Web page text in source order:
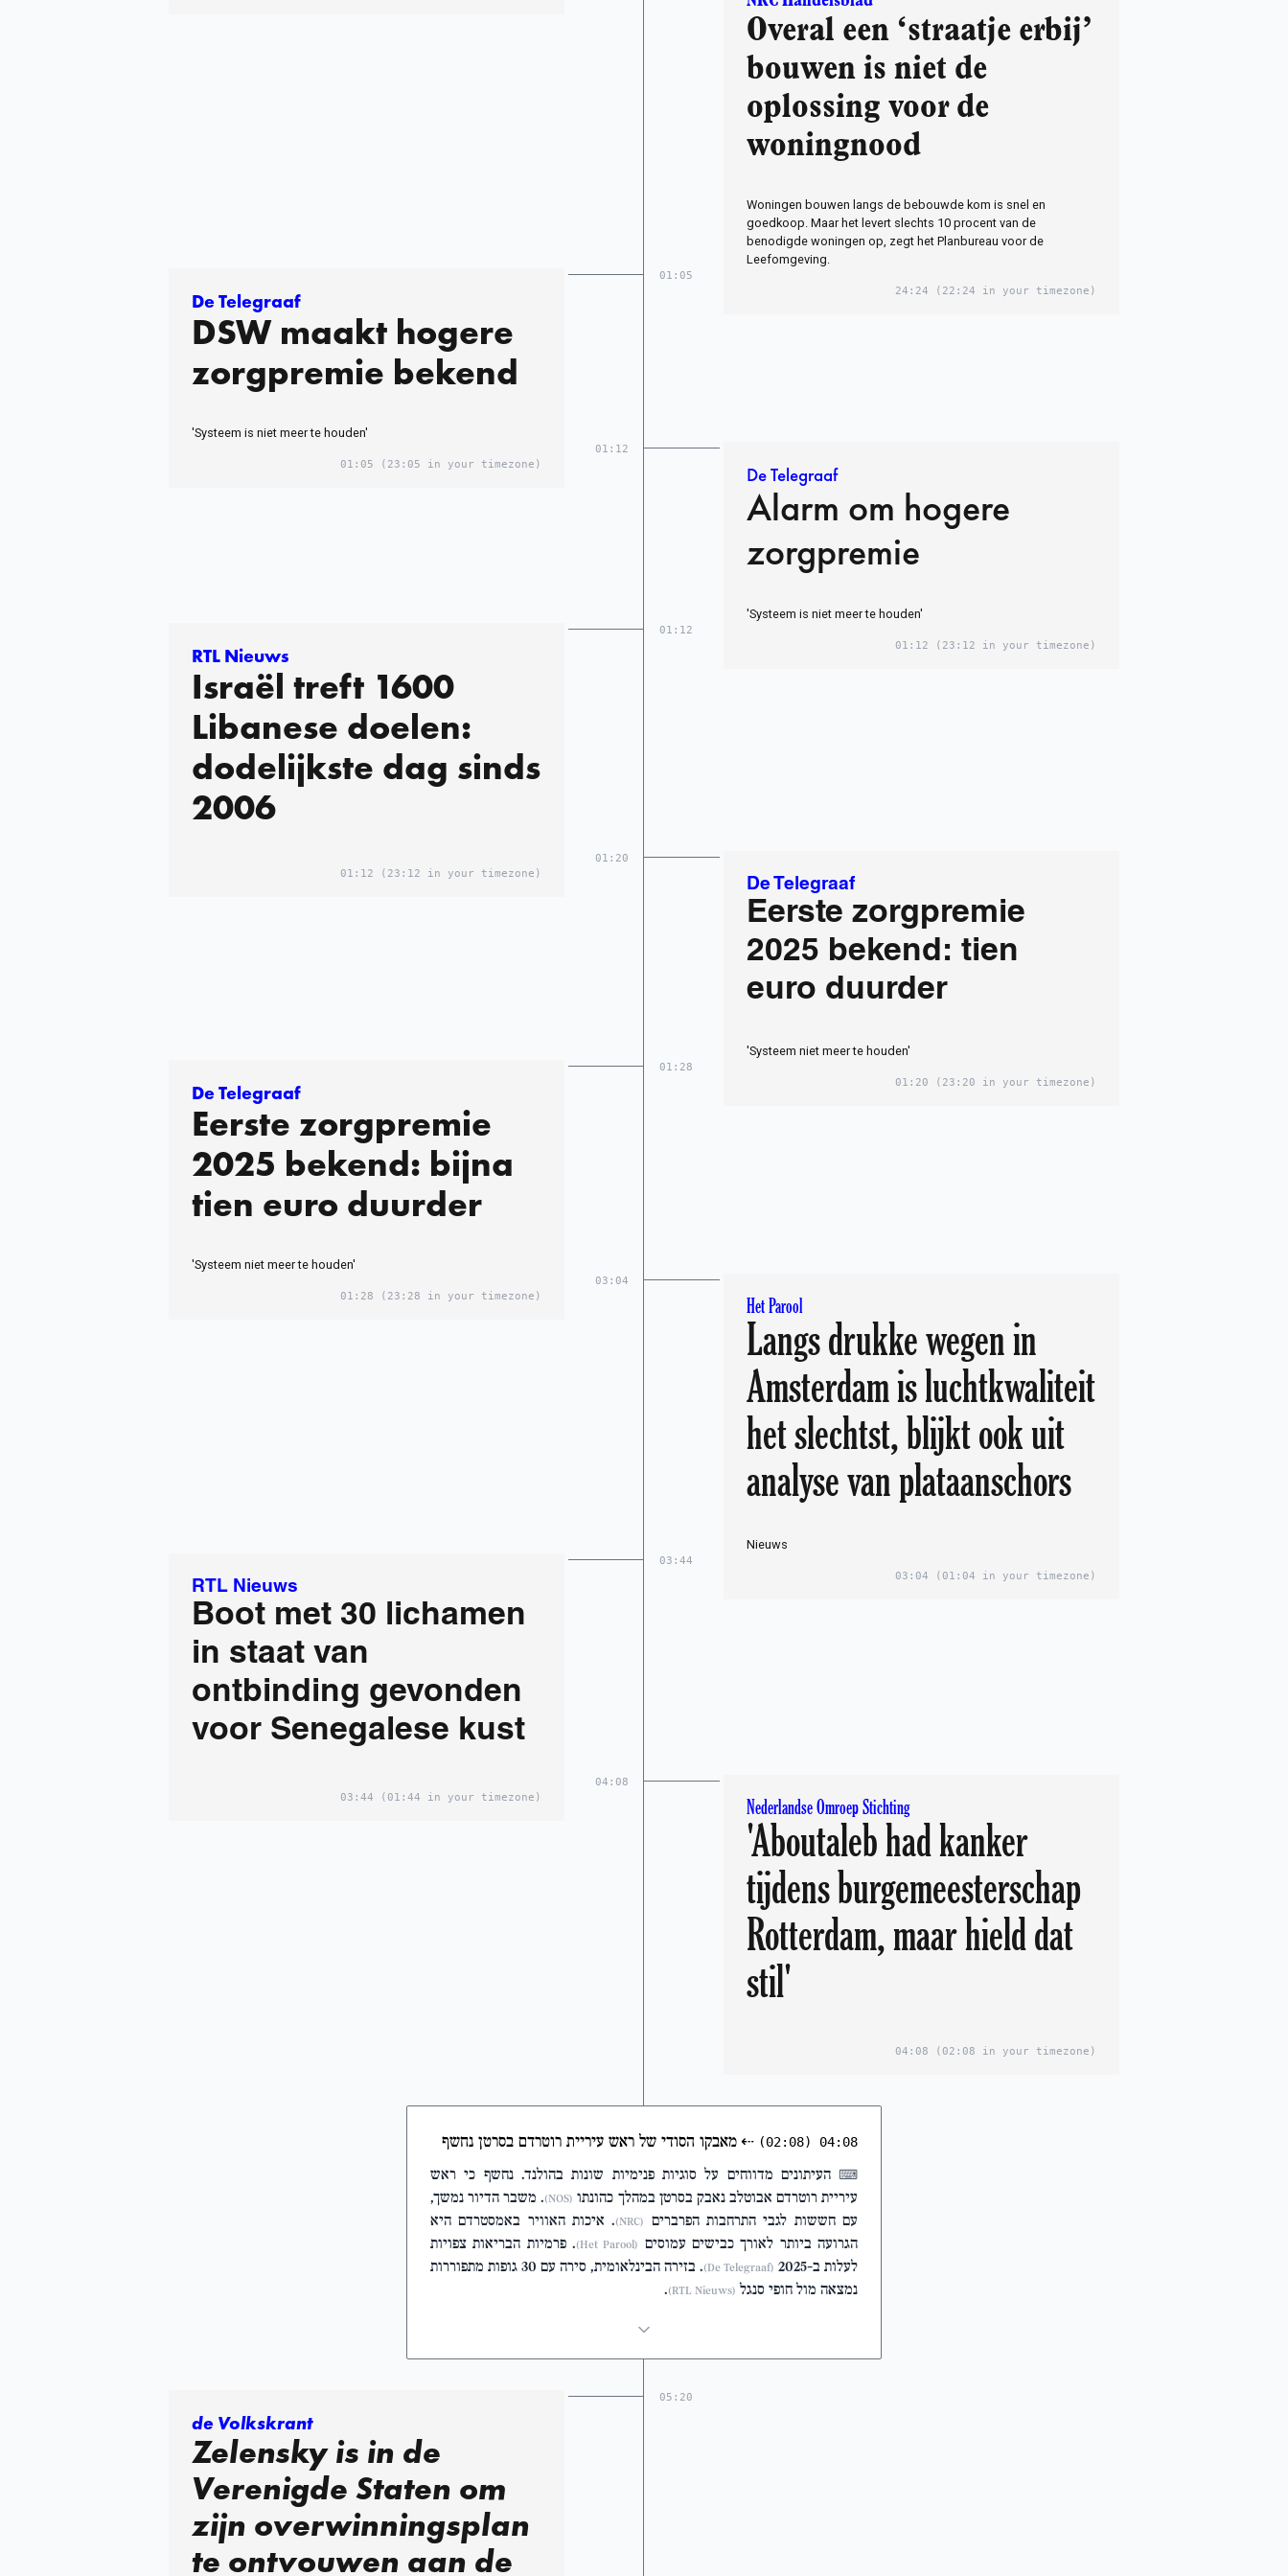
Overal een ‘straatje erbij’
bouwen is niet de
oplossing voor de
woningnood
Woningen bouwen langs de bebouwde kom is snel en
goedkoop. Maar het levert slechts 10 procent van de
benodigde woningen op, zegt het Planbureau voor de
Leefomgeving.
24:24 (22:24 in your timezone)
01:05
De Telegraaf
DSW maakt hogere
zorgpremie bekend
'Systeem is niet meer te houden'
01:05 (23:05 in your timezone)
01:12
De Telegraaf
Alarm om hogere
zorgpremie
'Systeem is niet meer te houden'
01:12 (23:12 in your timezone)
01:12
RTL Nieuws
Israël treft 1600
Libanese doelen:
dodelijkste dag sinds
2006
01:12 (23:12 in your timezone)
01:20
De Telegraaf
Eerste zorgpremie
2025 bekend: tien
euro duurder
'Systeem niet meer te houden'
01:20 (23:20 in your timezone)
01:28
De Telegraaf
Eerste zorgpremie
2025 bekend: bijna
tien euro duurder
'Systeem niet meer te houden'
01:28 (23:28 in your timezone)
03:04
Het Parool
Langs drukke wegen in
Amsterdam is luchtkwaliteit
het slechtst, blijkt ook uit
analyse van plataanschors
Nieuws
03:04 (01:04 in your timezone)
03:44
RTL Nieuws
Boot met 30 lichamen
in staat van
ontbinding gevonden
voor Senegalese kust
03:44 (01:44 in your timezone)
04:08
Nederlandse Omroep Stichting
'Aboutaleb had kanker
tijdens burgemeesterschap
Rotterdam, maar hield dat
stil'
04:08 (02:08 in your timezone)
04:08
(02:08)
⇠מאבקו הסודי של ראש עיריית רוטרדם בסרטן נחשף
⌨ העיתונים מדווחים על סוגיות פנימיות שונות בהולנד. נחשף כי ראש
עיריית רוטרדם אבוטלב נאבק בסרטן במהלך כהונתו (NOS)
. משבר הדיור נמשך,
עם חששות לגבי התרחבות הפרברים (NRC)
. איכות האוויר באמסטרדם היא
הגרועה ביותר לאורך כבישים עמוסים (Het Parool)
. פרמיות הבריאות צפויות
לעלות ב-2025
(De Telegraaf)
. בזירה הבינלאומית, סירה עם 30 גופות מתפוררות
נמצאה מול חופי סנגל (RTL Nieuws)
.
05:20
de Volkskrant
Zelensky is in de
Verenigde Staten om
zijn overwinningsplan
te ontvouwen aan de